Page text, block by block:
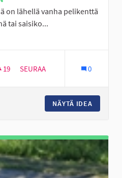
on lähellä vanha pelikenttä
tai saisiko...
Läntinen Seinäjoki
19 19 SEURAAJAA
SEURAA 0
NÄYTÄ IDEA